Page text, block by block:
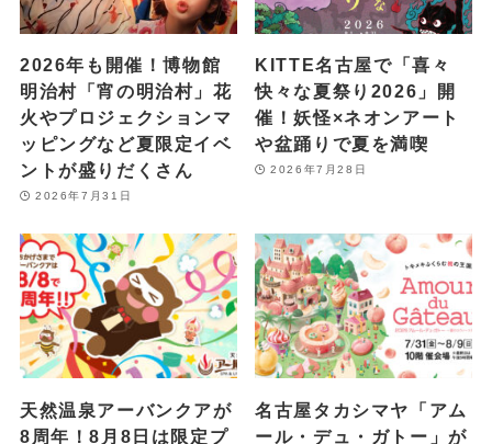
2026年も開催！博物館
明治村「宵の明治村」花
火やプロジェクションマ
ッピングなど夏限定イベ
ントが盛りだくさん
2026年7月31日
KITTE名古屋で「喜々
快々な夏祭り2026」開
催！妖怪×ネオンアート
や盆踊りで夏を満喫
2026年7月28日
天然温泉アーバンクアが
8周年！8月8日は限定プ
名古屋タカシマヤ「アム
ール・デュ・ガトー」が